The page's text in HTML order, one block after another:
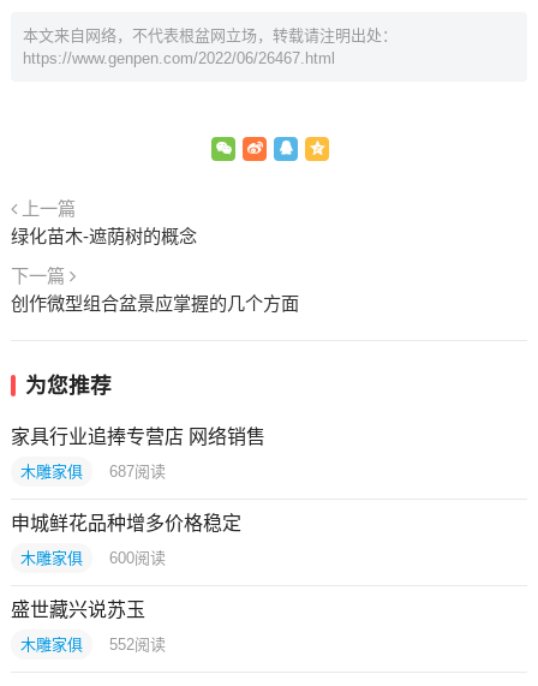
本文来自网络，不代表根盆网立场，转载请注明出处：
https://www.genpen.com/2022/06/26467.html
上一篇
绿化苗木-遮荫树的概念
下一篇
创作微型组合盆景应掌握的几个方面
为您推荐
家具行业追捧专营店 网络销售
木雕家俱 687阅读
申城鲜花品种增多价格稳定
木雕家俱 600阅读
盛世藏兴说苏玉
木雕家俱 552阅读